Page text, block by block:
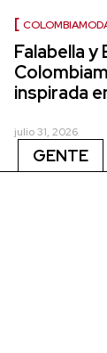
Falabella y
inspirada
julio 31, 2026
GENTE